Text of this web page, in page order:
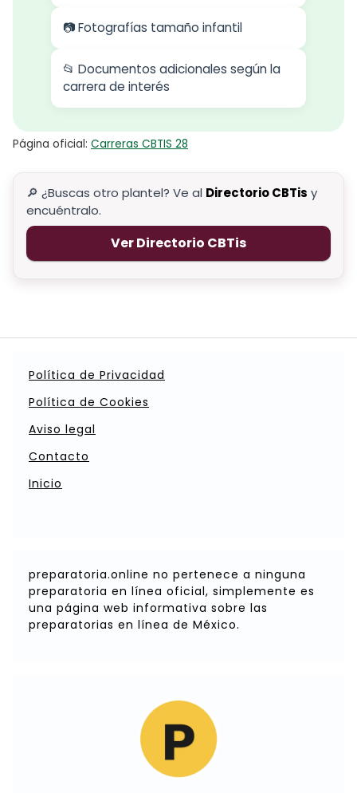
📷 Fotografías tamaño infantil
📂 Documentos adicionales según la
carrera de interés
Página oficial: Carreras CBTIS 28
🔎 ¿Buscas otro plantel? Ve al Directorio CBTis y
encuéntralo.
Ver Directorio CBTis
Política de Privacidad
Política de Cookies
Aviso legal
Contacto
Inicio
preparatoria.online no pertenece a ninguna
preparatoria en línea oficial, simplemente es
una página web informativa sobre las
preparatorias en línea de México.